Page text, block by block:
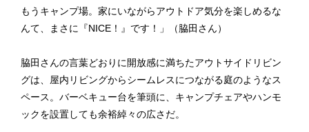
もうキャンプ場。家にいながらアウトドア気分を楽しめるな
んて、まさに『NICE！』です！」（脇田さん）
脇田さんの言葉どおりに開放感に満ちたアウトサイドリビン
グは、屋内リビングからシームレスにつながる庭のようなス
ペース。バーベキュー台を筆頭に、キャンプチェアやハンモ
ックを設置しても余裕綽々の広さだ。